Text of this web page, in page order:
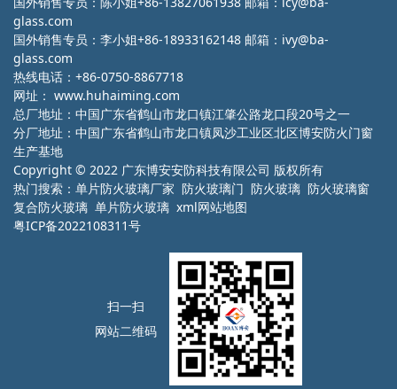
glass.com
国外销售专员：李小姐+86-18933162148 邮箱：ivy@ba-
glass.com
热线电话：+86-0750-8867718
网址： www.huhaiming.com
总厂地址：中国广东省鹤山市龙口镇江肇公路龙口段20号之一
分厂地址：中国广东省鹤山市龙口镇凤沙工业区北区博安防火门窗
生产基地
Copyright © 2022 广东博安安防科技有限公司 版权所有
热门搜索： 单片防火玻璃厂家 防火玻璃门 防火玻璃 防火玻璃窗
复合防火玻璃 单片防火玻璃 xml网站地图
粤ICP备2022108311号
扫一扫
网站二维码